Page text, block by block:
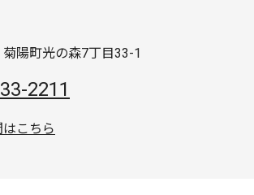
陽町光の森7丁目33-1
2211
こちら